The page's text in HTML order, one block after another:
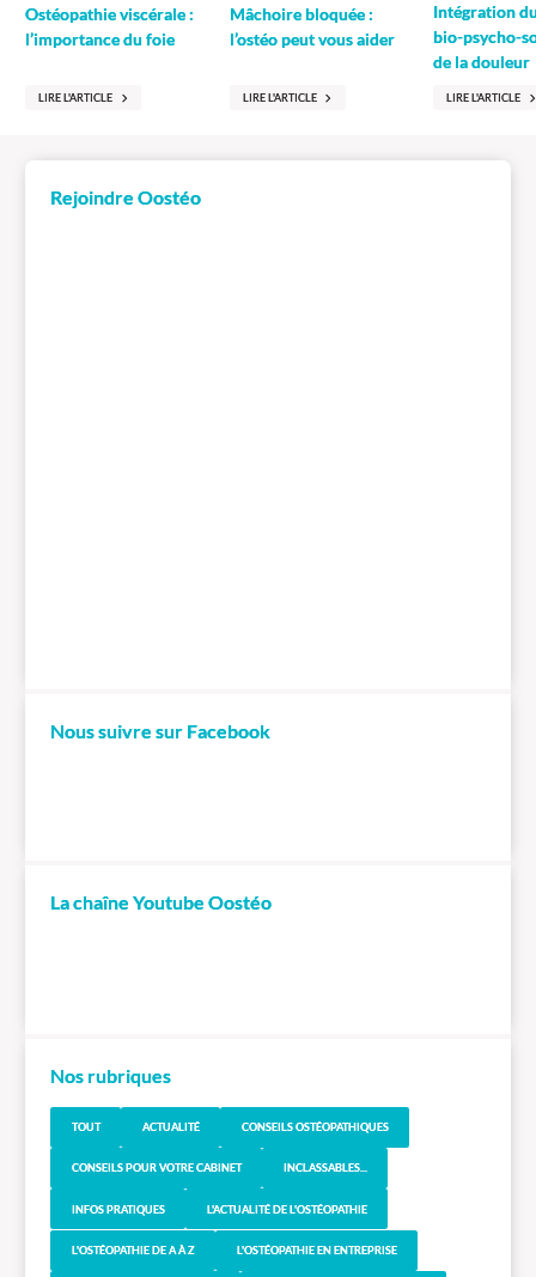
Ostéopathie viscérale :
l’importance du foie
LIRE L'ARTICLE
Mâchoire bloquée :
l’ostéo peut vous aider
LIRE L'ARTICLE
Intégration
bio-psycho-
de la douleur
LIRE L'ARTICLE
Rejoindre Oostéo
Nous suivre sur Facebook
La chaîne Youtube Oostéo
Nos rubriques
TOUT ACTUALITÉ CONSEILS OSTÉOPATHIQUES
CONSEILS POUR VOTRE CABINET INCLASSABLES...
INFOS PRATIQUES L'ACTUALITÉ DE L'OSTÉOPATHIE
L'OSTÉOPATHIE DE A À Z L'OSTÉOPATHIE EN ENTREPRISE